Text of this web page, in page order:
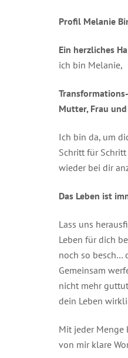
Profil Melanie
Ein herzliches
ich bin Melanie,
Mutter, Frau
Ich bin da, um
Schritt für
wieder bei dir
Das Leben ist
Lass uns
Leben für dich
noch so besch…
Gemeinsam
nicht mehr
dein Leben
Mit jeder Menge
von mir klare